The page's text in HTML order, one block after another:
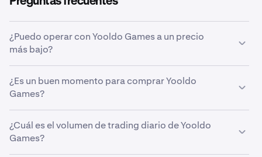
¿Puedo operar con Yooldo Games a un precio
más bajo?
para comprar Yooldo Games automáticamente si
alcanza un precio más bajo.
¿Es un buen momento para comprar Yooldo
Games?
complicado, por eso muchos traders prefieren aplicar el
dollar-cost averaging
recurrentes, puedes acumular Yooldo Games en el
¿Cuál es el volumen de trading diario de Yooldo
Games?